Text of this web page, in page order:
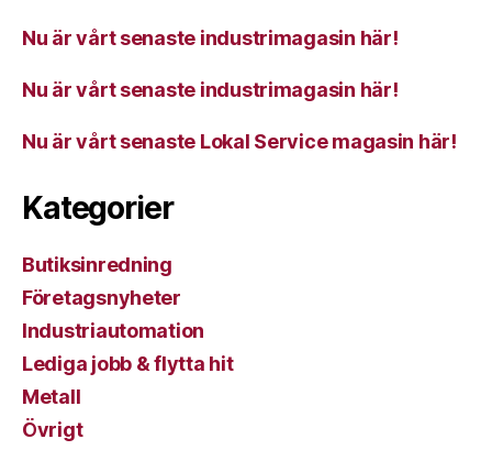
Nu är vårt senaste industrimagasin här!
Nu är vårt senaste industrimagasin här!
Nu är vårt senaste Lokal Service magasin här!
Kategorier
Butiksinredning
Företagsnyheter
Industriautomation
Lediga jobb & flytta hit
Metall
Övrigt